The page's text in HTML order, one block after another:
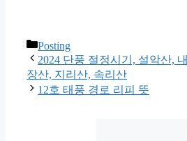
카
테
고
리
Posting
2024 단풍 절정시기, 설악산, 내
장산, 지리산, 속리산
12호 태풍 경로 리피 뜻